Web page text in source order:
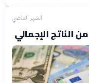
الشهر الماضي